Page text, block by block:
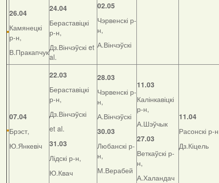
26.04
Камянецкі
р-н,
В.Пракапчук
24.04
Бераставіцкі
р-н,
Дз.Вінчэўскі et
al.
02.05
Чэрвенскі р-
н,
А.Вінчэўскі
07.04
Брэст,
Ю.Янкевіч
22.03
Бераставіцкі
р-н,
Дз.Вінчэўскі
et al.
31.03
Лідскі р-н,
Ю.Квач
28.03
Чэрвенскі р-
н,
А.Вінчэўскі
30.03
Любанскі р-
н,
М.Верабей
11.03
Калінкавіцкі
р-н,
А.Шэўчык
27.03
Веткаўскі р-
н,
А.Халандач
11.04
Расонскі р-
Дз.Кіцель